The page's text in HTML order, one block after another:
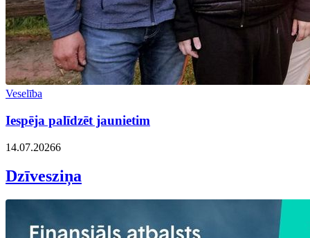
Veselība
Iespēja palīdzēt jaunietim
14.07.20266
Dzīvesziņa